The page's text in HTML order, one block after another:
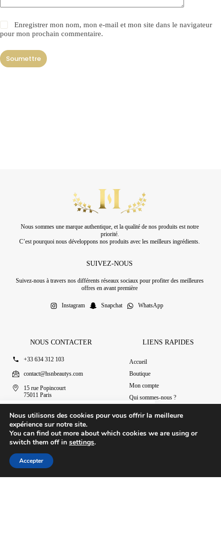
Enregistrer mon nom, mon e-mail et mon site dans le navigateur
pour mon prochain commentaire.
Soumettre
Nous sommes une marque authentique, et la qualité de nos produits est notre
priorité.
C’est pourquoi nous développons nos produits avec les meilleurs ingrédients.
SUIVEZ-NOUS
Suivez-nous à travers nos différents réseaux sociaux pour profiter des meilleures
offres en avant première
Instagram Snapchat WhatsApp
NOUS CONTACTER
+33 634 312 103
contact@hsnbeautys.com
15 rue Popincourt
75011 Paris
LIENS RAPIDES
Accueil
Boutique
Mon compte
Qui sommes-nous ?
Nous utilisons des cookies pour vous offrir la meilleure
expérience sur notre site.
You can find out more about which cookies we are using or
switch them off in settings.
Accepter
Brume snow white
9.90€
Ajouter au panier
Accueil